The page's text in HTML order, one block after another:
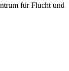
für Flucht und